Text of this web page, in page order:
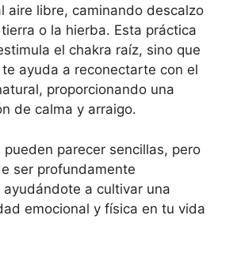
aire libre, caminando descalzo
o la hierba. Esta práctica
el chakra raíz, sino que
ayuda a reconectarte con el
proporcionando una
de calma y arraigo.
pueden parecer sencillas, pero
ser profundamente
a cultivar una
emocional y física en tu vida